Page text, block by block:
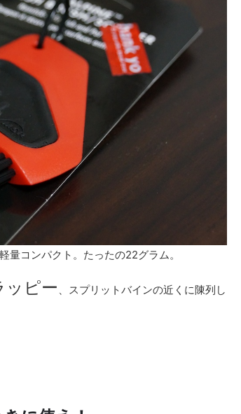
量コンパクト。たったの22グラム。
ッピー
、スプリットバインの近くに陳列し